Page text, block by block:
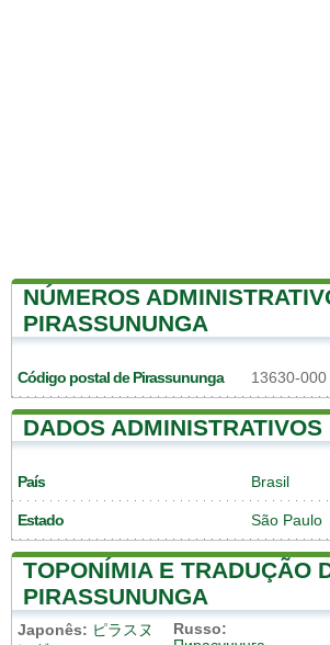
NÚMEROS
PIRASSUNUNGA
Código postal de Pirassununga 13630-000
DADOS ADMINISTRATIVOS
País Brasil
Estado São Paulo
TOPONÍMIA E TRADUÇÃO
PIRASSUNUNGA
Japonês: ピラスヌ
Russo: